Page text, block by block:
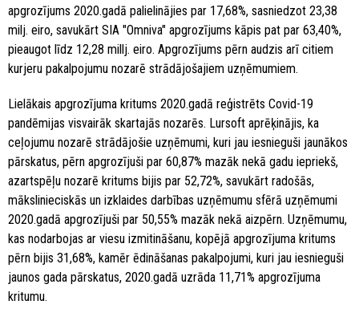
apgrozījums 2020.gadā palielinājies par 17,68%, sasniedzot 23,38
milj. eiro, savukārt SIA "Omniva" apgrozījums kāpis pat par 63,40%,
pieaugot līdz 12,28 millj. eiro. Apgrozījums pērn audzis arī citiem
kurjeru pakalpojumu nozarē strādājošajiem uzņēmumiem.
Lielākais apgrozījuma kritums 2020.gadā reģistrēts Covid-19
pandēmijas visvairāk skartajās nozarēs. Lursoft aprēķinājis, ka
ceļojumu nozarē strādājošie uzņēmumi, kuri jau iesnieguši jaunākos
pārskatus, pērn apgrozījuši par 60,87% mazāk nekā gadu iepriekš,
azartspēļu nozarē kritums bijis par 52,72%, savukārt radošās,
mākslinieciskās un izklaides darbības uzņēmumu sfērā uzņēmumi
2020.gadā apgrozījuši par 50,55% mazāk nekā aizpērn. Uzņēmumu,
kas nodarbojas ar viesu izmitināšanu, kopējā apgrozījuma kritums
pērn bijis 31,68%, kamēr ēdināšanas pakalpojumi, kuri jau iesnieguši
jaunos gada pārskatus, 2020.gadā uzrāda 11,71% apgrozījuma
kritumu.